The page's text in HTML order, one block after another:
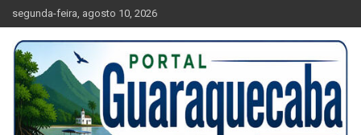
to
content
segunda-feira, agosto 10, 2026